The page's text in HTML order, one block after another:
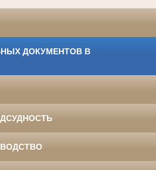
ДОКУМЕНТОВ В